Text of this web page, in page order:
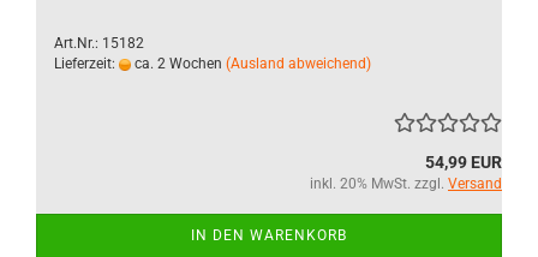
Art.Nr.: 15182
Lieferzeit:
ca. 2 Wochen (Ausland abweichend)
54,99 EUR
inkl. 20% MwSt. zzgl. Versand
IN DEN WARENKORB